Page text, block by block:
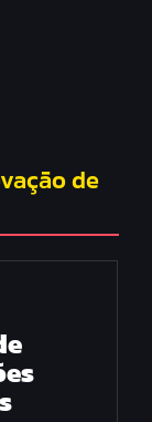
de